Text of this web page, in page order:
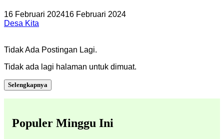
16 Februari 202416 Februari 2024
Desa Kita
Tidak Ada Postingan Lagi.
Tidak ada lagi halaman untuk dimuat.
Selengkapnya
Populer Minggu Ini